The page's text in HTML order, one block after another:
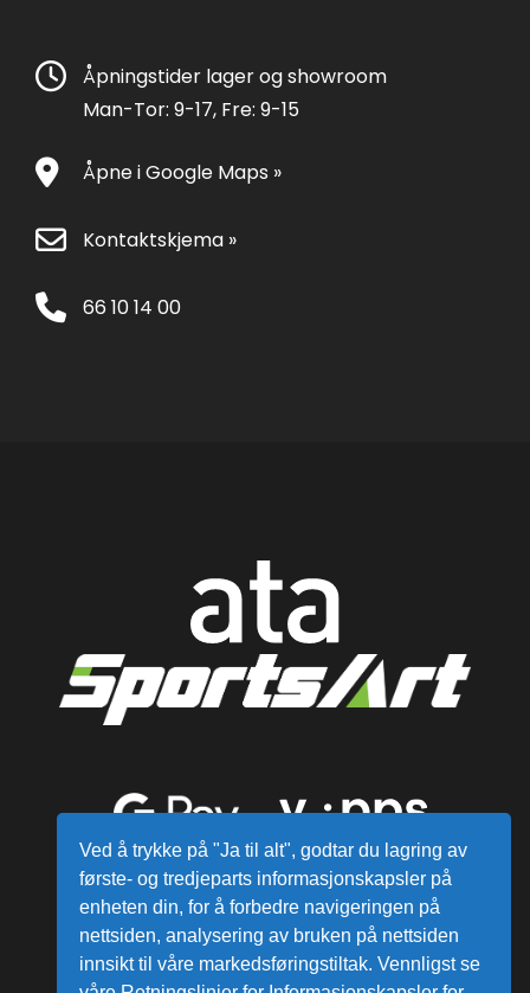
Åpningstider lager og showroom
Man-Tor: 9-17, Fre: 9-15
Åpne i Google Maps »
Kontaktskjema »
66 10 14 00
Ved å trykke på "Ja til alt", godtar du lagring av
første- og tredjeparts informasjonskapsler på
enheten din, for å forbedre navigeringen på
nettsiden, analysering av bruken på nettsiden
innsikt til våre markedsføringstiltak. Vennligst se